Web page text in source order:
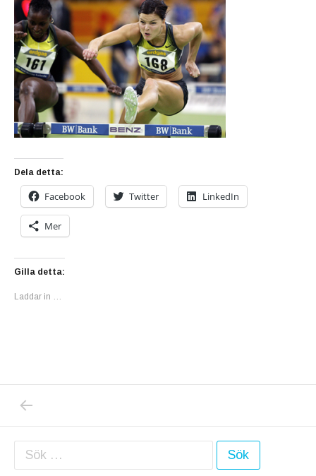
Dela detta:
Facebook Twitter LinkedIn
Mer
Gilla detta:
Laddar in …
Inläggsnavigering
Sök efter: